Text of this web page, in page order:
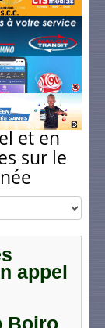
et en
sur le
appel